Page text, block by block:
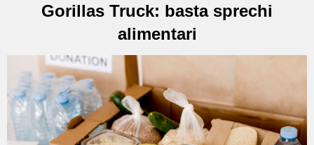
Gorillas Truck: basta sprechi
alimentari